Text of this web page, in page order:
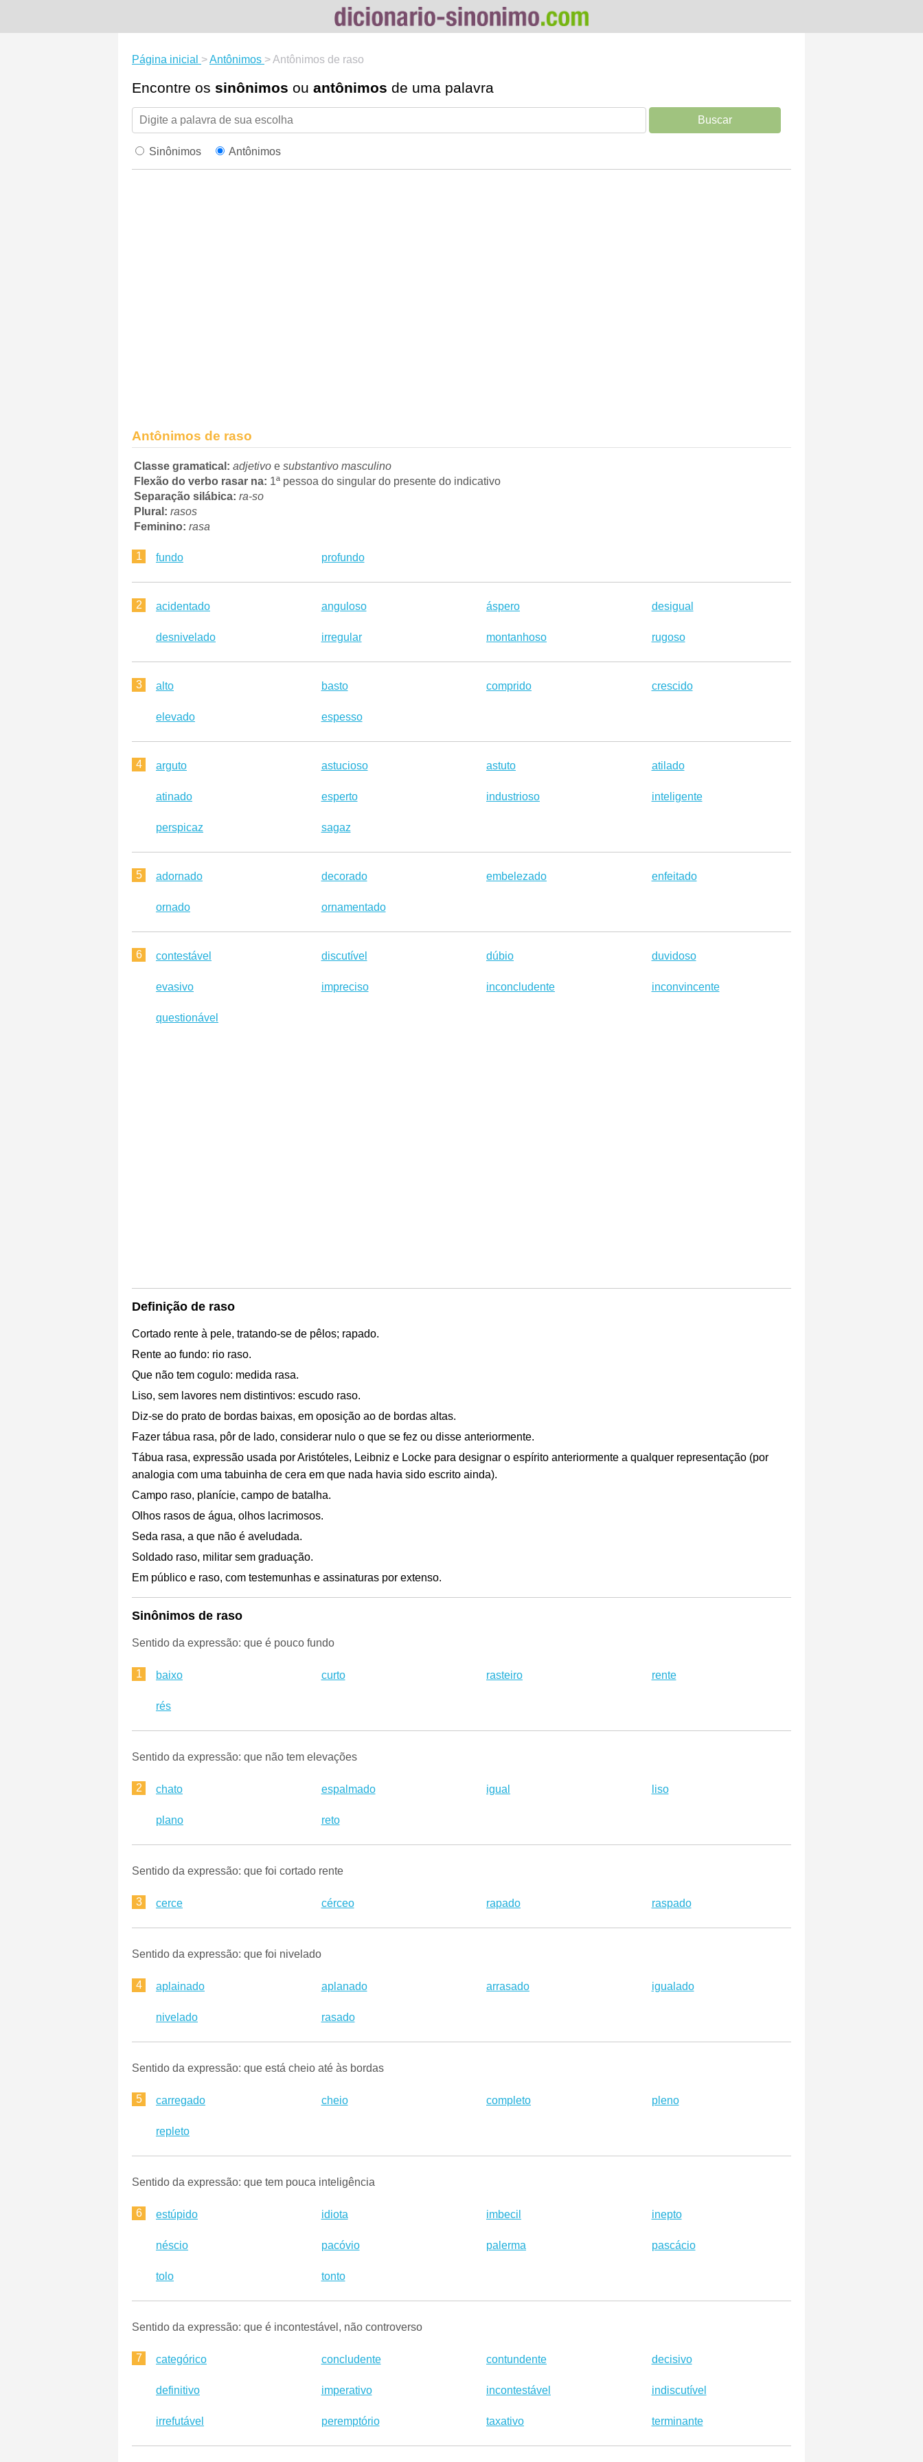
Página inicial >Antônimos >Antônimos de raso
Encontre os sinônimos ou antônimos de uma palavra
Buscar
Sinônimos Antônimos
Antônimos de raso
Classe gramatical: adjetivo e substantivo masculino
Flexão do verbo rasar na: 1ª pessoa do singular do presente do indicativo
Separação silábica: ra-so
Plural: rasos
Feminino: rasa
1 fundo profundo
2 acidentado anguloso áspero desigual
desnivelado irregular montanhoso rugoso
3 alto basto comprido crescido
elevado espesso
4 arguto astucioso astuto atilado
atinado esperto industrioso inteligente
perspicaz sagaz
5 adornado decorado embelezado enfeitado
ornado ornamentado
6 contestável discutível dúbio duvidoso
evasivo impreciso inconcludente inconvincente
questionável
Definição de raso
Cortado rente à pele, tratando-se de pêlos; rapado.
Rente ao fundo: rio raso.
Que não tem cogulo: medida rasa.
Liso, sem lavores nem distintivos: escudo raso.
Diz-se do prato de bordas baixas, em oposição ao de bordas altas.
Fazer tábua rasa, pôr de lado, considerar nulo o que se fez ou disse anteriormente.
Tábua rasa, expressão usada por Aristóteles, Leibniz e Locke para designar o espírito anteriormente a qualquer representação (por
analogia com uma tabuinha de cera em que nada havia sido escrito ainda).
Campo raso, planície, campo de batalha.
Olhos rasos de água, olhos lacrimosos.
Seda rasa, a que não é aveludada.
Soldado raso, militar sem graduação.
Em público e raso, com testemunhas e assinaturas por extenso.
Sinônimos de raso
Sentido da expressão: que é pouco fundo
1 baixo curto rasteiro rente
rés
Sentido da expressão: que não tem elevações
2 chato espalmado igual liso
plano reto
Sentido da expressão: que foi cortado rente
3 cerce cérceo rapado raspado
Sentido da expressão: que foi nivelado
4 aplainado aplanado arrasado igualado
nivelado rasado
Sentido da expressão: que está cheio até às bordas
5 carregado cheio completo pleno
repleto
Sentido da expressão: que tem pouca inteligência
6 estúpido idiota imbecil inepto
néscio pacóvio palerma pascácio
tolo tonto
Sentido da expressão: que é incontestável, não controverso
7 categórico concludente contundente decisivo
definitivo imperativo incontestável indiscutível
irrefutável peremptório taxativo terminante